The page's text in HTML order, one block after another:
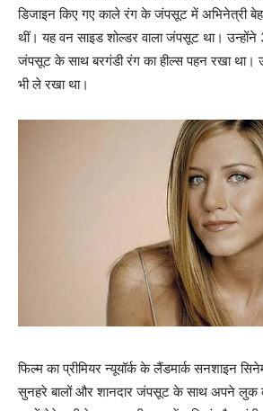
डिजाइन किए गए काले रंग के जंपसूट में अभिनेत्री
थीं। यह वन साइड शोल्डर वाला जंपसूट था।
जंपसूट के साथ बरगंडी रंग का हील्स पहन रखा था।
भी ले रखा था।
फिल्म का प्रीमियर न्यूयॉर्क के लैंडमार्क सनशाइन
सुनहरे बालों और शानदार जंपसूट के साथ अपने लुक